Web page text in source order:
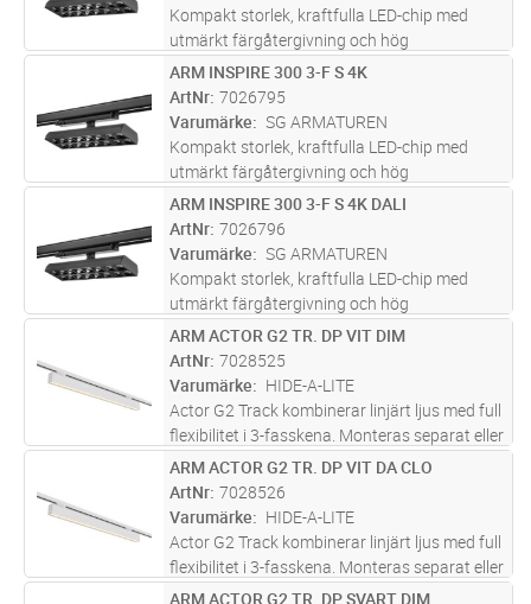
mer
Kompakt storlek, kraftfulla LED-chip med
utmärkt färgåtergivning och hög
lumenproduktion samt vinklingsbart hölje gör
Inspire 300 3-Fas till ett utmärkt val för
butiker och utställningar. De kubiska
mer
ST Lägg i kundvagn
ARM INSPIRE 300 3-F S 4K
ArtNr 7026795
Varumärke
SG ARMATUREN
Kompakt storlek, kraftfulla LED-chip med
utmärkt färgåtergivning och hög
lumenproduktion samt vinklingsbart hölje gör
Inspire 300 3-Fas till ett utmärkt val för
butiker och utställningar. De kubiska
mer
ST Lägg i kundvagn
ARM INSPIRE 300 3-F S 4K DALI
ArtNr 7026796
Varumärke
SG ARMATUREN
Kompakt storlek, kraftfulla LED-chip med
utmärkt färgåtergivning och hög
lumenproduktion samt vinklingsbart hölje gör
Inspire 300 3-Fas till ett utmärkt val för
butiker och utställningar. De kubiska
mer
ST Lägg i kundvagn
ARM ACTOR G2 TR. DP VIT DIM
ArtNr 7028525
Varumärke
HIDE-A-LITE
Actor G2 Track kombinerar linjärt ljus med full
flexibilitet i 3-fasskena. Monteras separat eller
placeras dikt an varandra för att skapa långa
ljuslinjer. Kompatibel med standard 3-
fasskenor och kan ...läs mer
ST Lägg i kundvagn
ARM ACTOR G2 TR. DP VIT DA CLO
ArtNr 7028526
Varumärke
HIDE-A-LITE
Actor G2 Track kombinerar linjärt ljus med full
flexibilitet i 3-fasskena. Monteras separat eller
placeras dikt an varandra för att skapa långa
ARM ACTOR G2 TR. DP SVART DIM